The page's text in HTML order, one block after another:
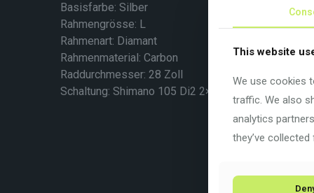
Basisfarbe: Silber
Rahmengrösse: L
Rahmenart: Diamant
Rahmenmaterial: Carbon
Raddurchmesser: 28 Zoll
Schaltung: Shimano 105 Di2 2×12
This website
We use cookies
traffic. We also
analytics
they’ve